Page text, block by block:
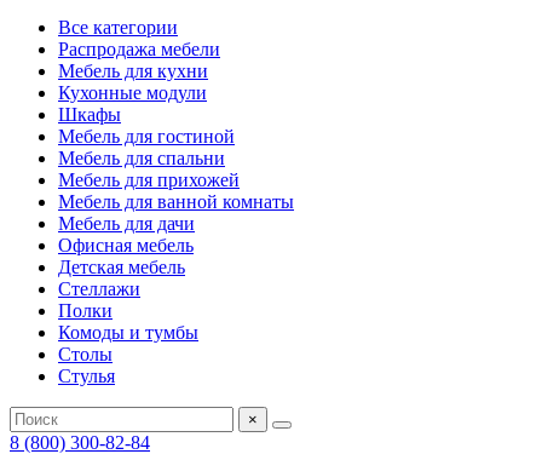
Все категории
Распродажа мебели
Мебель для кухни
Кухонные модули
Шкафы
Мебель для гостиной
Мебель для спальни
Мебель для прихожей
Мебель для ванной комнаты
Мебель для дачи
Офисная мебель
Детская мебель
Стеллажи
Полки
Комоды и тумбы
Столы
Стулья
×
8 (800) 300-82-84